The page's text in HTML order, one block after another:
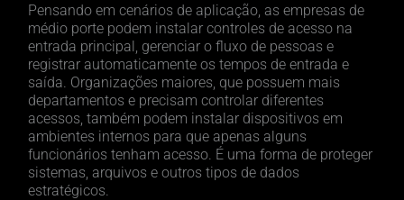
Pensando em cenários de aplicação, as empresas de
médio porte podem instalar controles de acesso na
entrada principal, gerenciar o fluxo de pessoas e
registrar automaticamente os tempos de entrada e
saída. Organizações maiores, que possuem mais
departamentos e precisam controlar diferentes
acessos, também podem instalar dispositivos em
ambientes internos para que apenas alguns
funcionários tenham acesso. É uma forma de proteger
sistemas, arquivos e outros tipos de dados
estratégicos.